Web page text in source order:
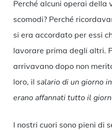
Perché alcuni operai della
scomodi? Perché
si era accordato per essi
lavorare prima degli altri.
arrivavano dopo non
loro, il salario di un giorno
erano affannati tutto il
I nostri cuori sono pieni di